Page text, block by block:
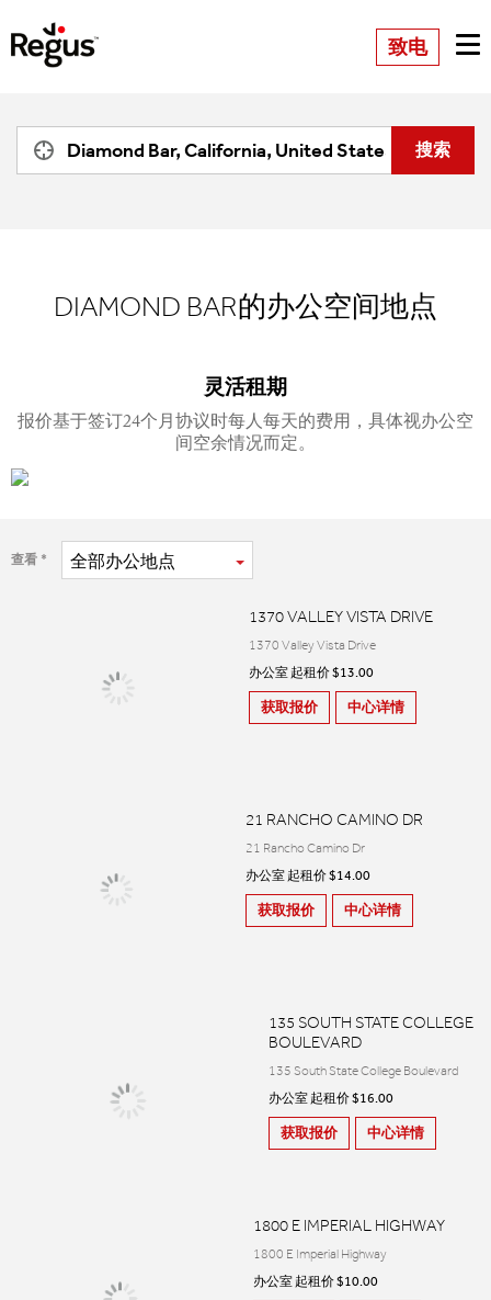
致电
DIAMOND BAR的办公空间地点
灵活租期
报价基于签订24个月协议时每人每天的费用，具体视办公空
间空余情况而定。
查看 全部办公地点
1370 VALLEY VISTA DRIVE
1370 Valley Vista Drive
办公室 起租价 $13.00
获取报价 中心详情
21 RANCHO CAMINO DR
21 Rancho Camino Dr
办公室 起租价 $14.00
获取报价 中心详情
135 SOUTH STATE COLLEGE
BOULEVARD
135 South State College Boulevard
办公室 起租价 $16.00
获取报价 中心详情
1800 E IMPERIAL HIGHWAY
1800 E Imperial Highway
办公室 起租价 $10.00